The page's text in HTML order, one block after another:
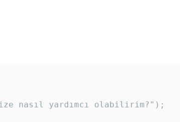
nasıl yardımcı olabilirim?");